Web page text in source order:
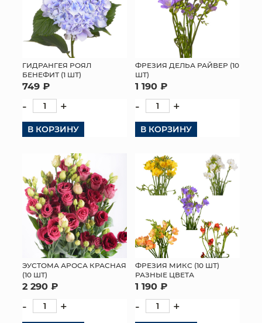
ГИДРАНГЕЯ РОЯЛ
БЕНЕФИТ (1 ШТ)
749 ₽
- +
В КОРЗИНУ
ФРЕЗИЯ ДЕЛЬА РАЙВЕР (10
ШТ)
1 190 ₽
- +
В КОРЗИНУ
ЭУСТОМА АРОСА КРАСНАЯ
(10 ШТ)
2 290 ₽
- +
ФРЕЗИЯ МИКС (10 ШТ)
РАЗНЫЕ ЦВЕТА
1 190 ₽
- +